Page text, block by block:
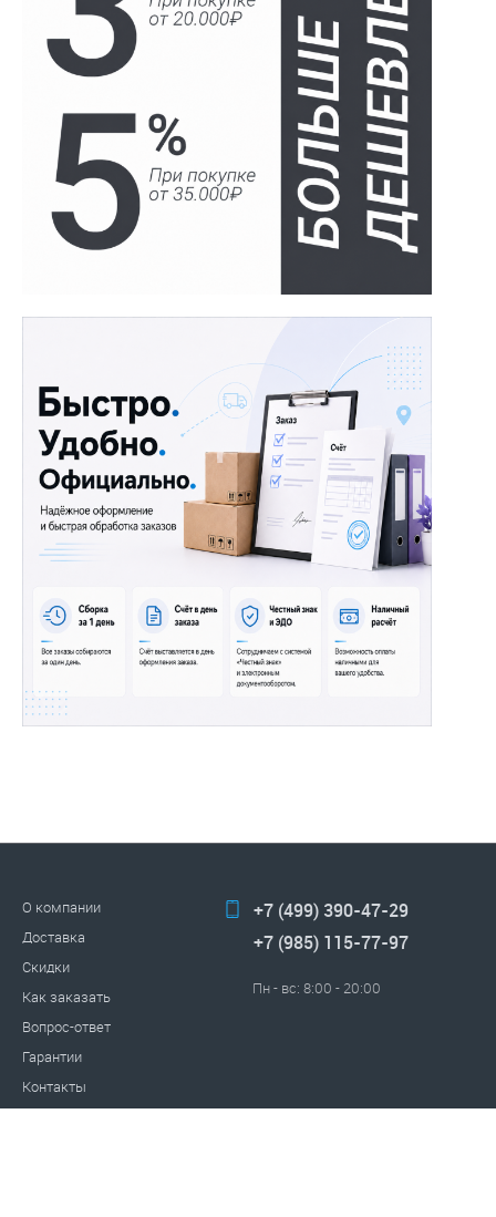
О компании
Доставка
Скидки
Как заказать
Вопрос-ответ
Гарантии
Контакты
+7 (499) 390-47-29
+7 (985) 115-77-97
Пн - вс: 8:00 - 20:00